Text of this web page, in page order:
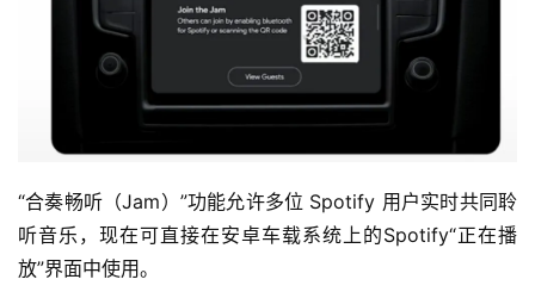
“合奏畅听（Jam）”功能允许多位 Spotify 用户实时共同聆
听音乐，现在可直接在安卓车载系统上的Spotify“正在播
放”界面中使用。